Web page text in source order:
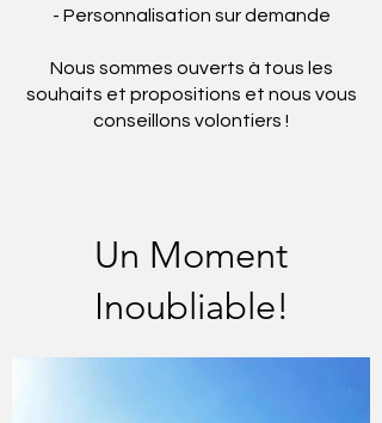
- Personnalisation sur demande
Nous sommes ouverts à tous les
souhaits et propositions et nous vous
conseillons volontiers !
Un Moment
Inoubliable!